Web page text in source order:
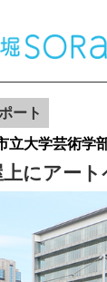
ート
立大学芸術学
上にアー